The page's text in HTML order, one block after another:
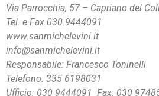
Via Parrocchia, 57 – Capriano del
Tel. e Fax 030.9444091
www.sanmichelevini.it
info@sanmichelevini.it
Responsabile: Francesco Toninelli
Telefono: 335 6198031
Ufficio: 030 9444091 Fax: 030